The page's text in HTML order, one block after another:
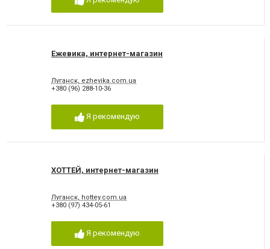
Ежевика, интернет-магазин
Луганск, ezhevika.com.ua
+380 (96) 288-10-36
Я рекомендую
ХОТТЕЙ, интернет-магазин
Луганск, hottey.com.ua
+380 (97) 434-05-61
Я рекомендую